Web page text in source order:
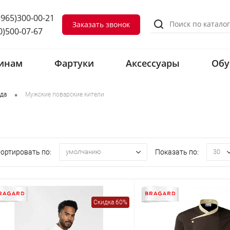
00-21
07-67
Заказать звонок
Фартуки Аксессуары
• Мужские поварские кители
по: умолчанию Показать по: 30
Скидка 60%